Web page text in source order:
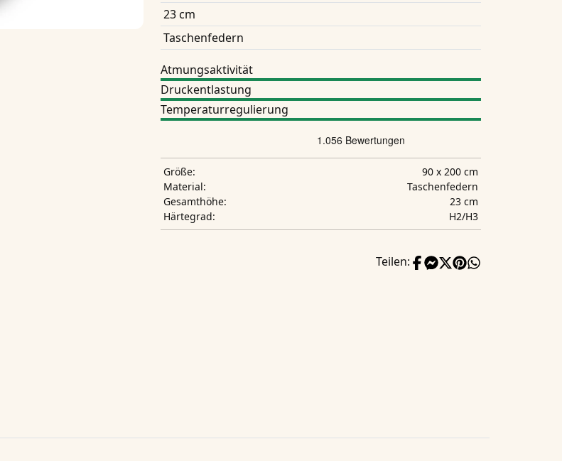
23 cm
Taschenfedern
Atmungsaktivität
Druckentlastung
Temperaturregulierung
Größe:
90 x 200 cm
Material:
Taschenfedern
Gesamthöhe:
23 cm
Härtegrad:
H2/H3
Teilen: